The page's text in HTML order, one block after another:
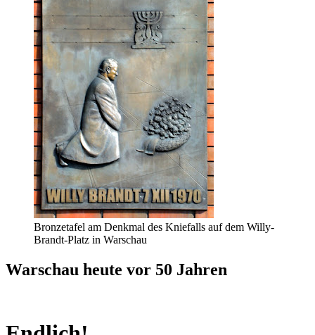
Bronzetafel am Denkmal des Kniefalls auf dem Willy-
Brandt-Platz in Warschau
Warschau heute vor 50 Jahren